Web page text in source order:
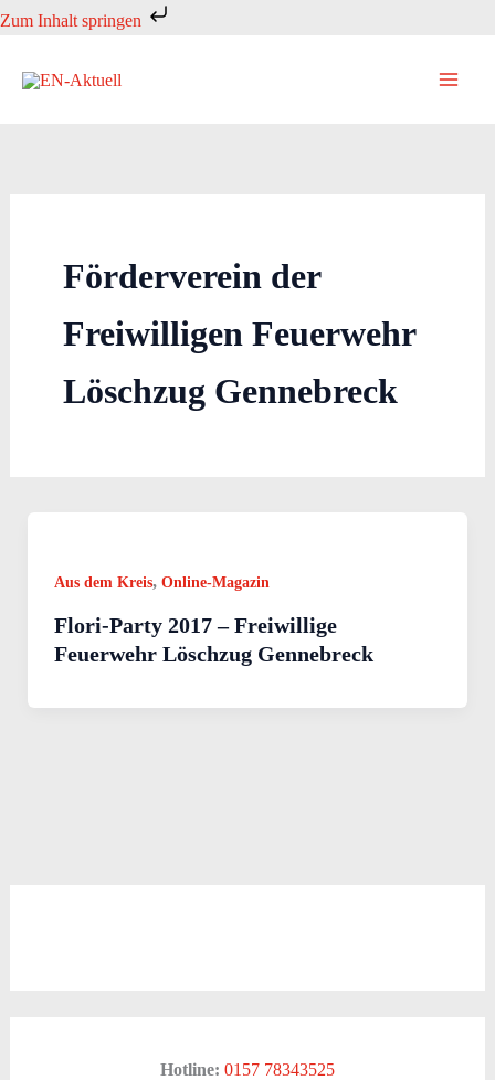
Zum Inhalt springen
Zum
springen
Förderverein der
Freiwilligen Feuerwehr
Löschzug Gennebreck
Aus dem Kreis, Online-Magazin
Flori-Party 2017 – Freiwillige
Feuerwehr Löschzug Gennebreck
Hotline: 0157 78343525